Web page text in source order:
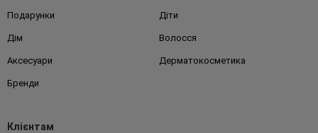
Подарунки Діти
Дім Волосся
Аксесуари Дерматокосметика
Бренди
Клієнтам